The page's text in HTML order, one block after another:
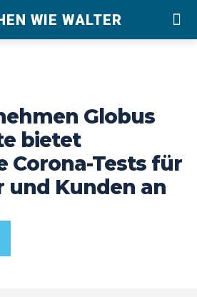
WIE WALTER
Globus
bietet
Corona-Tests für
und Kunden an